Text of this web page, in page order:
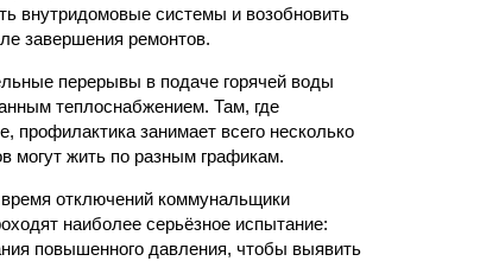
внутридомовые системы и возобновить
завершения ремонтов.
перерывы в подаче горячей воды
теплоснабжением. Там, где
профилактика занимает всего несколько
могут жить по разным графикам.
отключений коммунальщики
наиболее серьёзное испытание:
повышенного давления, чтобы выявить